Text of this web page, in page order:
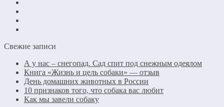
Свежие записи
А у нас – снегопад. Сад спит под снежным одеялом
Книга «Жизнь и цель собаки» — отзыв
День домашних животных в России
10 признаков того, что собака вас любит
Как мы завели собаку